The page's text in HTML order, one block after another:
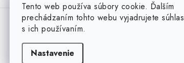
Tento web používa súbory cookie. Ďalším
prechádzaním tohto webu vyjadrujete súhlas
s ich používaním.
Nastavenie